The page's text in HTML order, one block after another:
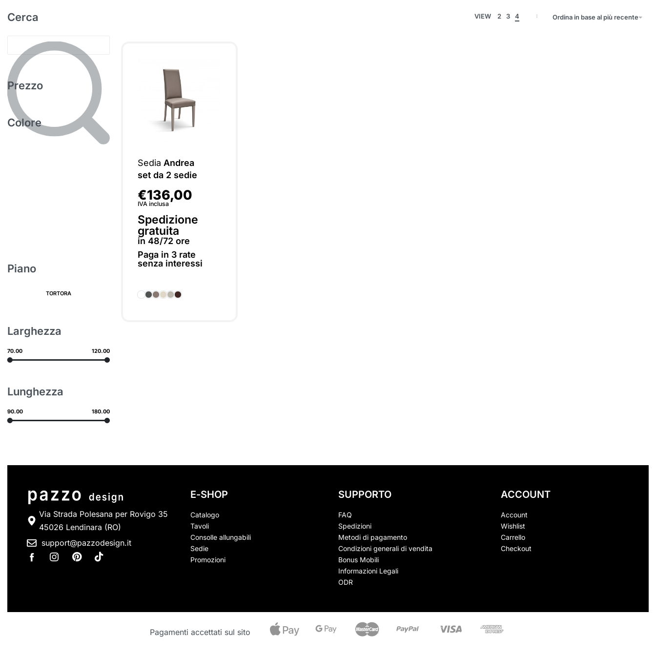
Cerca
Prezzo
Colore
Piano
TORTORA
Larghezza
70.00 120.00
Lunghezza
90.00 180.00
VIEW 2 3 4 Ordina in base al più recente
Sedia Andrea
set da 2 sedie
€136,00
IVA inclusa
Spedizione
gratuita
in 48/72 ore
Paga in 3 rate
senza interessi
Via Strada Polesana per Rovigo 35
45026 Lendinara (RO)
support@pazzodesign.it
E-SHOP
Catalogo
Tavoli
Consolle allungabili
Sedie
Promozioni
SUPPORTO
FAQ
Spedizioni
Metodi di pagamento
Condizioni generali di vendita
Bonus Mobili
Informazioni Legali
ODR
ACCOUNT
Account
Wishlist
Carrello
Checkout
Pagamenti accettati sul sito